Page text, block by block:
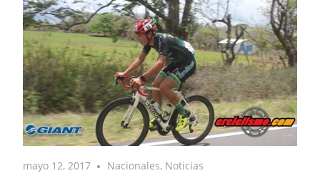
mayo 12, 2017 Nacionales, Noticias